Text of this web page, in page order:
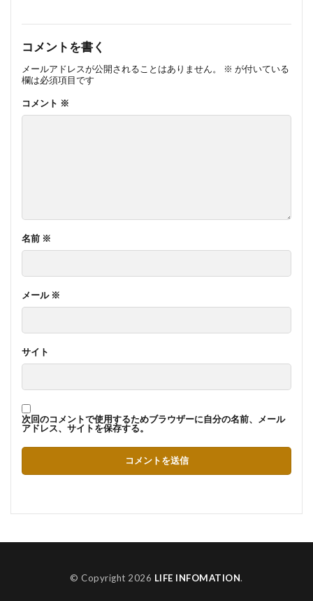
コメントを書く
メールアドレスが公開されることはありません。 ※ が付いている
欄は必須項目です
コメント ※
名前 ※
メール ※
サイト
次回のコメントで使用するためブラウザーに自分の名前、メール
アドレス、サイトを保存する。
© Copyright 2026 LIFE INFOMATION.